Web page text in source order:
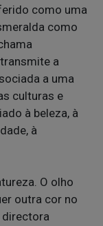
como uma
como
a
a uma
culturas e
à beleza, à
à
O olho
outra cor no
directora